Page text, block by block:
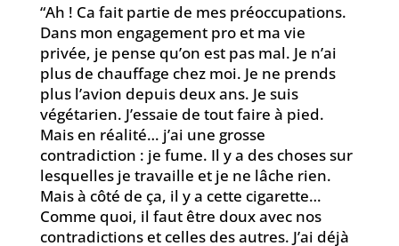
“Ah ! Ca fait partie de mes préoccupations.
Dans mon engagement pro et ma vie
privée, je pense qu’on est pas mal. Je n’ai
plus de chauffage chez moi. Je ne prends
plus l’avion depuis deux ans. Je suis
végétarien. J’essaie de tout faire à pied.
Mais en réalité… j’ai une grosse
contradiction : je fume. Il y a des choses sur
lesquelles je travaille et je ne lâche rien.
Mais à côté de ça, il y a cette cigarette…
Comme quoi, il faut être doux avec nos
contradictions et celles des autres. J’ai déjà